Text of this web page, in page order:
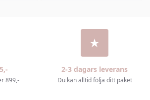
899,-
2-3 dagars leverans
Du kan alltid följa ditt paket